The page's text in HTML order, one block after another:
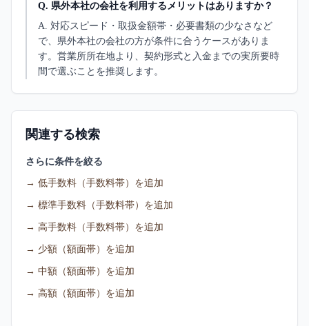
Q. 県外本社の会社を利用するメリットはありますか？
A. 対応スピード・取扱金額帯・必要書類の少なさなど
で、県外本社の会社の方が条件に合うケースがありま
す。営業所所在地より、契約形式と入金までの実所要時
間で選ぶことを推奨します。
関連する検索
さらに条件を絞る
→ 低手数料（手数料帯）を追加
→ 標準手数料（手数料帯）を追加
→ 高手数料（手数料帯）を追加
→ 少額（額面帯）を追加
→ 中額（額面帯）を追加
→ 高額（額面帯）を追加